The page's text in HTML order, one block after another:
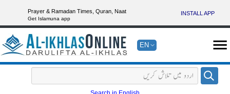
Prayer & Ramadan Times, Quran, Naat
Get Islamuna app
INSTALL APP
EN